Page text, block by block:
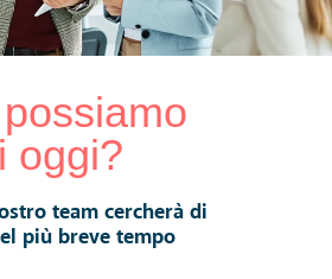
oggi?
team cercherà di
più breve tempo